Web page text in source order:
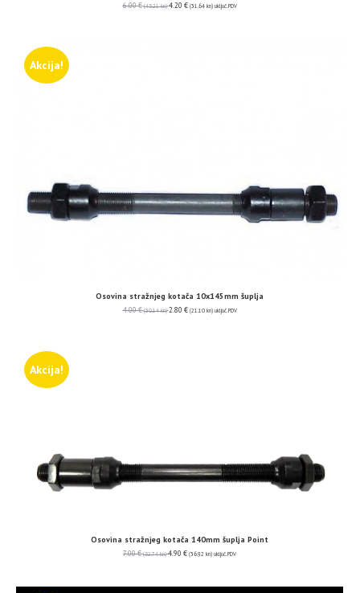
6.00€ (45.21 kn) 4.20 € (31.64 kn) uključ. PDV
Akcija!
Osovina stražnjeg kotača 10x145mm šuplja
4.00€ (30.14 kn) 2.80 € (21.10 kn) uključ. PDV
Akcija!
Osovina stražnjeg kotača 140mm šuplja Point
7.00€ (52.74 kn) 4.90 € (36.92 kn) uključ. PDV